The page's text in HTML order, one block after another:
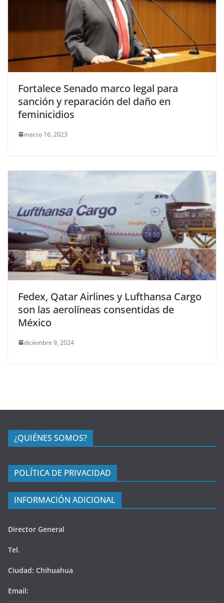
Fortalece Senado marco legal para
sanción y reparación del daño en
feminicidios
marzo 16, 2023
Fedex, Qatar Airlines y Lufthansa Cargo
son las aerolíneas consentidas de
México
diciembre 9, 2024
¿QUIÉNES SOMOS?
POLÍTICA DE PRIVACIDAD
INFORMACIÓN ADICIONAL
Director General
Tel.
Ciudad: Chihuahua
Email: